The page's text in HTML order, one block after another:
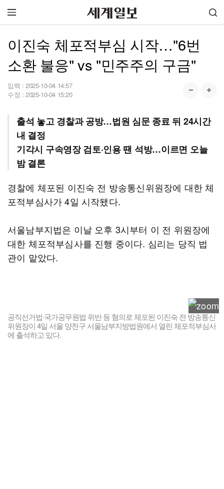
이진숙 체포적부심 시작…"6번
소환 불응" vs "민주주의 구금"
입력 : 2025-10-04 14:57
수정 : 2025-10-04 15:20
출석 놓고 경찰과 공방…법원 심문 종료 뒤 24시간
내 결정
기각시 구속영장 검토·인용 땐 석방…이르면 오늘
밤 결론
경찰에 체포된 이진숙 전 방송통신위원장에 대한 체
포적부심사가 4일 시작됐다.
서울남부지법은 이날 오후 3시부터 이 전 위원장에
대한 체포적부심사를 진행 중이다. 심리는 당직 법
관이 맡았다.
공직선거법·국가공무원법 위반 등 혐의로 체포된 이진숙 전 방송통신
위원장이 4일 서울 양천구 서울남부지방법원에서 열린 체포적부심사
에 출석하고 있다.